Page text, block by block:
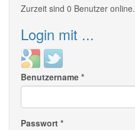
Zurzeit sind 0 Benutzer online.
Login mit ...
Login
with
Google
Login
with
Twitter
Benutzername *
Passwort *